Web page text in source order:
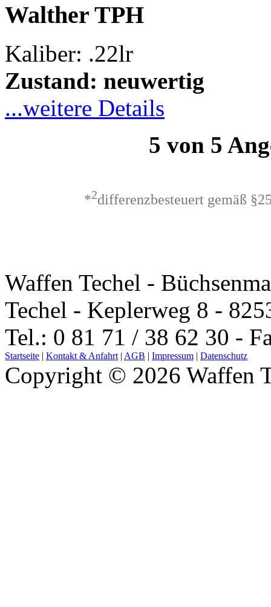
Walther TPH
Kaliber: .22lr
Zustand: neuwertig
...weitere Details
5 von 5
*2differenzbesteuert gemäß
Waffen Techel -
Techel - Keplerweg 8 -
Tel.: 0 81 71 / 38 62 30 -
Startseite | Kontakt & Anfahrt | AGB | Impressum | Datenschutz
Copyright © 2026 Waffen